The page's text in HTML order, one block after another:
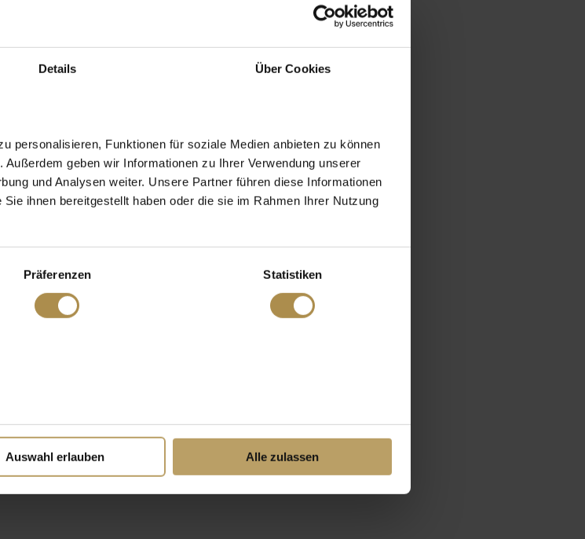
Details Über Cookies
personalisieren, Funktionen für soziale Medien anbieten zu können
geben wir Informationen zu Ihrer Verwendung unserer
und Analysen weiter. Unsere Partner führen diese Informationen
ihnen bereitgestellt haben oder die sie im Rahmen Ihrer Nutzung
Präferenzen Statistiken
Auswahl erlauben Alle zulassen